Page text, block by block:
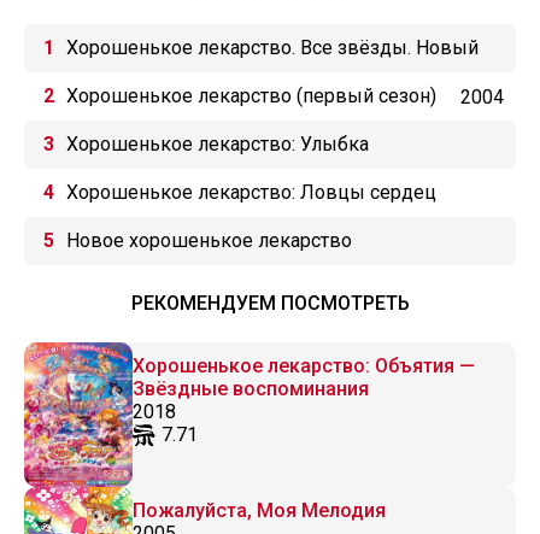
Хорошенькое лекарство. Все звёзды. Новый
этап: Эхо сердца
Хорошенькое лекарство (первый сезон) 2004
Хорошенькое лекарство: Улыбка
Хорошенькое лекарство: Ловцы сердец
Новое хорошенькое лекарство
РЕКОМЕНДУЕМ ПОСМОТРЕТЬ
Хорошенькое лекарство: Объятия —
Звёздные воспоминания
2018
7.71
Пожалуйста, Моя Мелодия